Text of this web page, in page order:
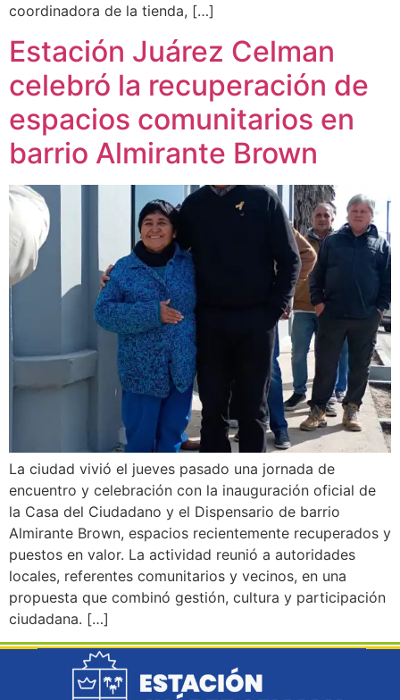
coordinadora de la tienda, […]
Estación Juárez Celman
celebró la recuperación de
espacios comunitarios en
barrio Almirante Brown
La ciudad vivió el jueves pasado una jornada de
encuentro y celebración con la inauguración oficial de
la Casa del Ciudadano y el Dispensario de barrio
Almirante Brown, espacios recientemente recuperados y
puestos en valor. La actividad reunió a autoridades
locales, referentes comunitarios y vecinos, en una
propuesta que combinó gestión, cultura y participación
ciudadana. […]